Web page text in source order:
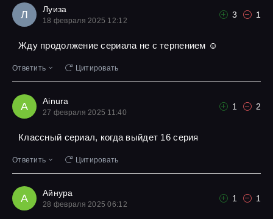
Л Луиза
18 февраля 2025 12:12
3 1
Жду продолжение сериала не с терпением ☺
Ответить Цитировать
A Ainura
27 февраля 2025 11:40
1 2
Классный сериал, когда выйдет 16 серия
Ответить Цитировать
А Айнура
28 февраля 2025 06:12
1 1